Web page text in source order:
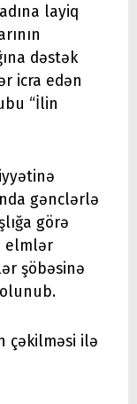
layiq
dəstək
icra edən
“İlin
gənclərlə
görə
elmlər
şöbəsinə
çəkilməsi ilə